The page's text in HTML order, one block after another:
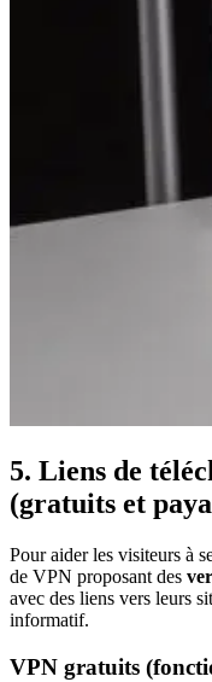
5. Liens de
(gratuits et
Pour aider les visiteurs à
de VPN proposant des
avec des liens vers leurs
informatif.
VPN gratuits